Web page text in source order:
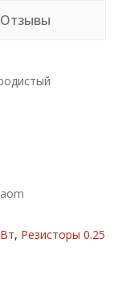
Отзывы
, Резисторы 0.25